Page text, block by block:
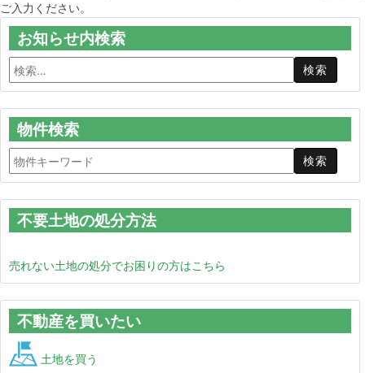
ご入力ください。
お知らせ内検索
物件検索
不要土地の処分方法
売れない土地の処分でお困りの方はこちら
不動産を買いたい
土地を買う